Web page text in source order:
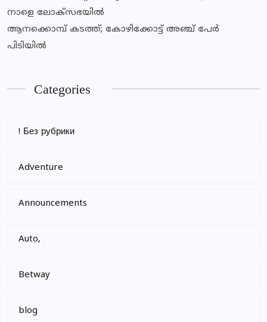
നാളെ ലോക്സഭയില്‍
ആനക്കൊമ്പ് കടത്ത്; കോഴിക്കോട്ട് അഞ്ച് പേർ
പിടിയിൽ
Categories
! Без рубрики
Adventure
Announcements
Auto,
Betway
blog